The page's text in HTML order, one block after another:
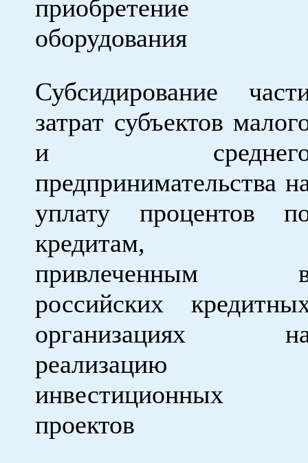
приобретение
оборудования
Субсидирование
затрат субъектов
и
предпринимательства
уплату процентов
кредитам,
привлеченным
российских
организациях
реализацию
инвестиционных
проектов